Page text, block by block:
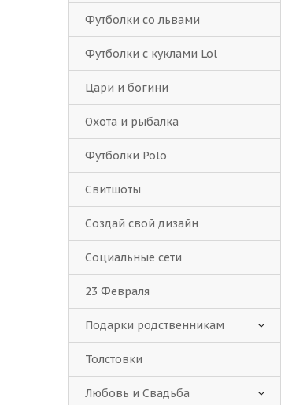
Футболки со львами
Футболки с куклами Lol
Цари и богини
Охота и рыбалка
Футболки Polo
Свитшоты
Создай свой дизайн
Социальные сети
23 Февраля
Подарки родственникам
Толстовки
Любовь и Свадьба